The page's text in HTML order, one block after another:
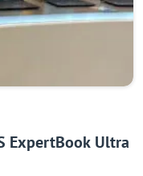
ExpertBook Ultra